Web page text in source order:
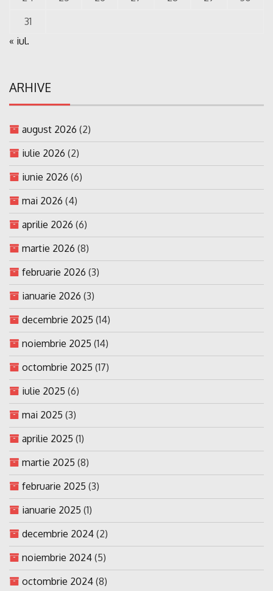
31
« iul.
ARHIVE
august 2026 (2)
iulie 2026 (2)
iunie 2026 (6)
mai 2026 (4)
aprilie 2026 (6)
martie 2026 (8)
februarie 2026 (3)
ianuarie 2026 (3)
decembrie 2025 (14)
noiembrie 2025 (14)
octombrie 2025 (17)
iulie 2025 (6)
mai 2025 (3)
aprilie 2025 (1)
martie 2025 (8)
februarie 2025 (3)
ianuarie 2025 (1)
decembrie 2024 (2)
noiembrie 2024 (5)
octombrie 2024 (8)